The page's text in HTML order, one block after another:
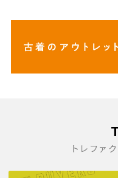
トレファ